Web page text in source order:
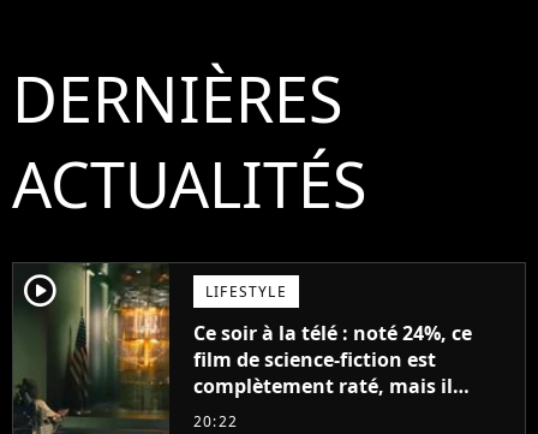
DERNIÈRES
ACTUALITÉS
player2 LIFESTYLE
Ce soir à la télé : noté 24%, ce
film de science-fiction est
complètement raté, mais il
aurait pu être encore pire à
20:22